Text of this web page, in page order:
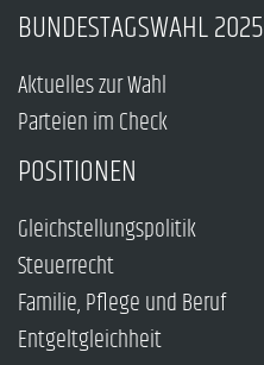
BUNDESTAGSWAHL 2025
Aktuelles zur Wahl
Parteien im Check
POSITIONEN
Gleichstellungspolitik
Steuerrecht
Familie, Pflege und Beruf
Entgeltgleichheit